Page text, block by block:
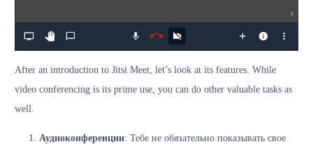
After an introduction to Jitsi Meet, let’s look at its features. While
video conferencing is its prime use, you can do other valuable tasks as
well.
Аудиоконференции: Тебе не обязательно показывать свое